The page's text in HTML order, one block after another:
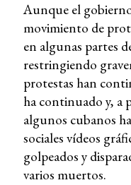
Aunque el
movimiento de
en algunas partes
restringiendo
protestas han
ha continuado y, a
algunos cubanos
sociales vídeos
golpeados y
varios muertos.